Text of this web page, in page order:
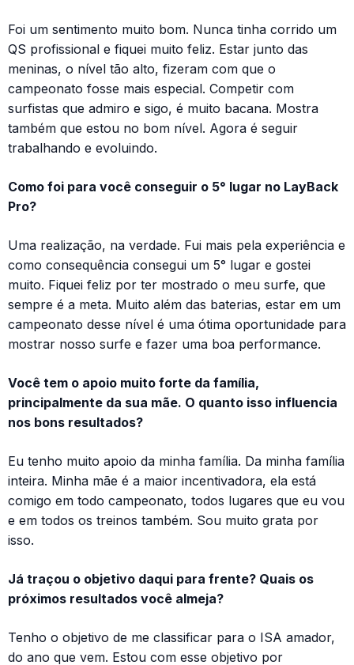
Foi um sentimento muito bom. Nunca tinha corrido um
QS profissional e fiquei muito feliz. Estar junto das
meninas, o nível tão alto, fizeram com que o
campeonato fosse mais especial. Competir com
surfistas que admiro e sigo, é muito bacana. Mostra
também que estou no bom nível. Agora é seguir
trabalhando e evoluindo.
Como foi para você conseguir o 5° lugar no LayBack
Pro?
Uma realização, na verdade. Fui mais pela experiência e
como consequência consegui um 5° lugar e gostei
muito. Fiquei feliz por ter mostrado o meu surfe, que
sempre é a meta. Muito além das baterias, estar em um
campeonato desse nível é uma ótima oportunidade para
mostrar nosso surfe e fazer uma boa performance.
Você tem o apoio muito forte da família,
principalmente da sua mãe. O quanto isso influencia
nos bons resultados?
Eu tenho muito apoio da minha família. Da minha família
inteira. Minha mãe é a maior incentivadora, ela está
comigo em todo campeonato, todos lugares que eu vou
e em todos os treinos também. Sou muito grata por
isso.
Já traçou o objetivo daqui para frente? Quais os
próximos resultados você almeja?
Tenho o objetivo de me classificar para o ISA amador,
do ano que vem. Estou com esse objetivo por